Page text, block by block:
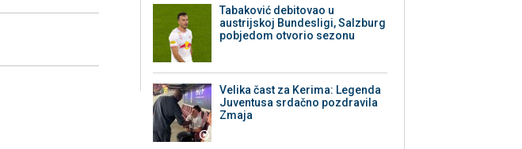
Tabaković debitovao u
austrijskoj Bundesligi, Salzburg
pobjedom otvorio sezonu
Velika čast za Kerima: Legenda
Juventusa srdačno pozdravila
Zmaja